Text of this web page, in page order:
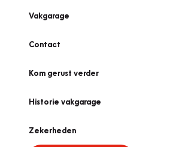
Vakgarage
Contact
Kom gerust verder
Historie vakgarage
Zekerheden